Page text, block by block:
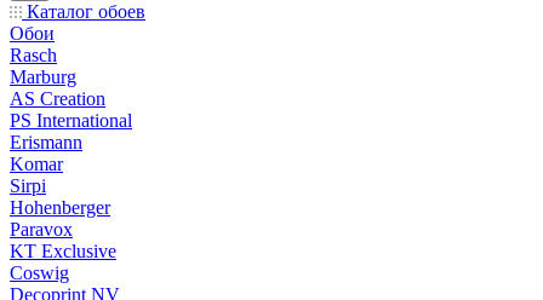
Каталог обоев
Обои
Rasch
Marburg
AS Creation
PS International
Erismann
Komar
Sirpi
Hohenberger
Paravox
KT Exclusive
Coswig
Decoprint NV